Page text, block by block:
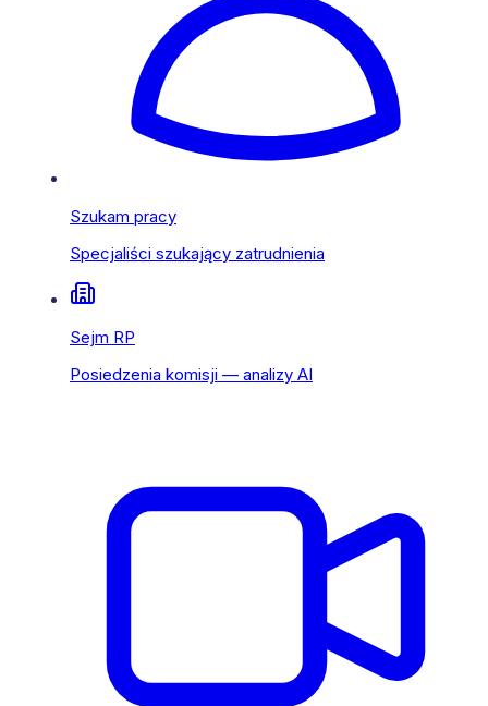
Szukam pracy
Specjaliści szukający zatrudnienia
Sejm RP
Posiedzenia komisji — analizy AI